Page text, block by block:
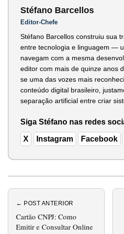
Stéfano Barcellos
Editor-Chefe
Stéfano Barcellos construiu sua
entre tecnologia e linguagem —
navegam com a mesma
editor com mais de quinze anos
se uma das vozes mais
conteúdo digital brasileiro,
separação artificial entre criar
Siga Stéfano nas redes
X Instagram Facebook
← POST ANTERIOR
Cartão CNPJ: Como
Emitir e Consultar Online